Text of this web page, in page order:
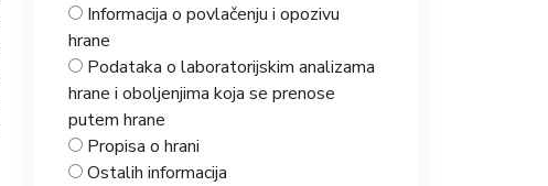
Informacija o povlačenju i opozivu
hrane
Podataka o laboratorijskim analizama
hrane i oboljenjima koja se prenose
putem hrane
Propisa o hrani
Ostalih informacija